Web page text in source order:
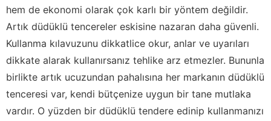
hem de ekonomi olarak çok karlı bir yöntem değildir.
Artık düdüklü tencereler eskisine nazaran daha güvenli.
Kullanma kılavuzunu dikkatlice okur, anlar ve uyarıları
dikkate alarak kullanırsanız tehlike arz etmezler. Bununla
birlikte artık ucuzundan pahalısına her markanın düdüklü
tenceresi var, kendi bütçenize uygun bir tane mutlaka
vardır. O yüzden bir düdüklü tendere edinip kullanmanızı